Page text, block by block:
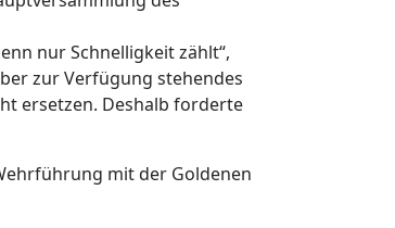
nur Schnelligkeit zählt“,
zur Verfügung stehendes
ersetzen. Deshalb forderte
mit der Goldenen